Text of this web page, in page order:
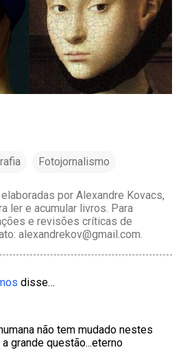
Fotojornalismo
por Alexandre Kovacs,
ler e acumular livros. Para
e revisões críticas de
alexandrekov@gmail.com.
disse…
não tem mudado nestes
grande questão...eterno